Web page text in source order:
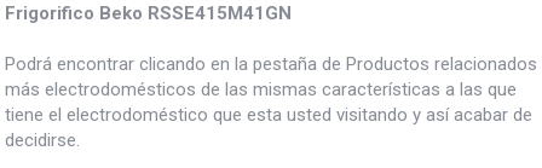
Frigorifico Beko RSSE415M41GN
Podrá encontrar clicando en la pestaña de Productos relacionados
más electrodomésticos de las mismas características a las que
tiene el electrodoméstico que esta usted visitando y así acabar de
decidirse.